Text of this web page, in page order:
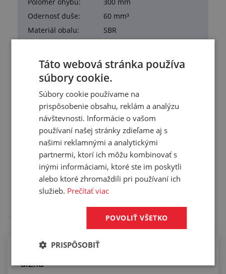
Odernosť duše:
60 mm³
Materiál obalu:
SBR
Pracovná teplota:
-35/+80 °C
Farba:
40,00 m
Služby
Tento výrobok pre vás upravíme na mieru. Konkrétnu
špecifikáciu budete môcť upresniť v poznámke pri
Manuálne rezanie hadíc na požadovanú
dĺžku
Táto webová stránka používa
súbory cookie.
Súbory cookie používame na
prispôsobenie obsahu, reklám a analýzu
návštevnosti. Informácie o vašom
používaní našej stránky zdieľame aj s
našimi reklamnými a analytickými
partnermi, ktorí ich môžu kombinovať s
inými informáciami, ktoré ste im poskytli
alebo ktoré zhromaždili pri používaní ich
služieb. Prečítať viac
POVOLIŤ VŠETKO
PRISPÔSOBIŤ